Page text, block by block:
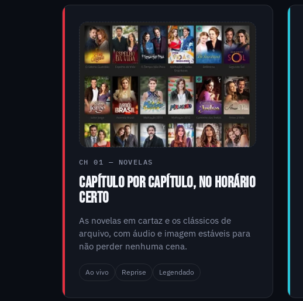
CH 01 — NOVELAS
CAPÍTULO POR CAPÍTULO, NO HORÁRIO
CERTO
As novelas em cartaz e os clássicos de
arquivo, com áudio e imagem estáveis para
não perder nenhuma cena.
Ao vivo Reprise Legendado